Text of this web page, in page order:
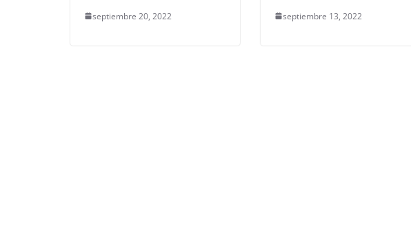
septiembre 20, 2022 septiembre 13, 2022